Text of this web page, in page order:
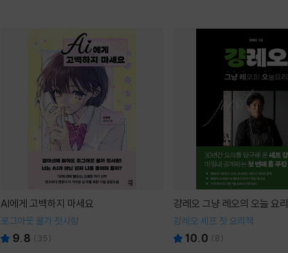
AI에게 고백하지 마세요
로그아웃 불가 첫사랑
9.8 ( 35)
걍레오 그냥 레오의 오늘 요리
강레오 셰프 첫 요리책
10.0 (8)